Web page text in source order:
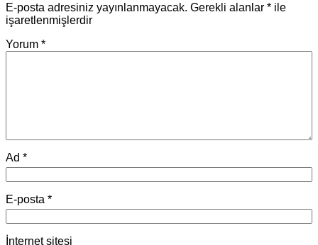
E-posta adresiniz yayınlanmayacak. Gerekli alanlar * ile
işaretlenmişlerdir
Yorum *
Ad *
E-posta *
İnternet sitesi